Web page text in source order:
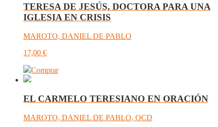
TERESA DE JESÚS, DOCTORA PARA UNA
IGLESIA EN CRISIS
MAROTO, DANIEL DE PABLO
17,00 €
Comprar
EL CARMELO TERESIANO EN ORACIÓN
MAROTO, DANIEL DE PABLO, OCD